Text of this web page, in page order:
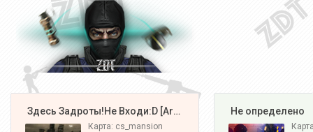
️ Здесь Задроты!Не Входи:D [Army#1]
Карта: cs_mansion
️ Не определено